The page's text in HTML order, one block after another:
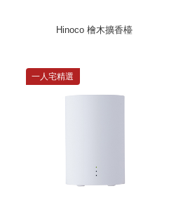
Hinoco 檜木擴香檯
一人宅精選